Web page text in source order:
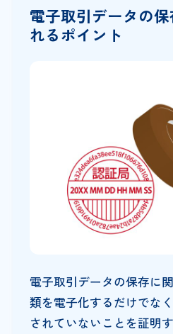
電子取引データの
れるポイント
電子取引データの保存に
類を電子化するだけでな
されていないことを証明